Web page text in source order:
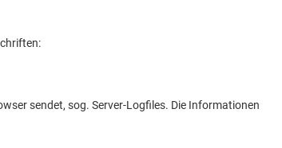
sendet, sog. Server-Logfiles. Die Informationen